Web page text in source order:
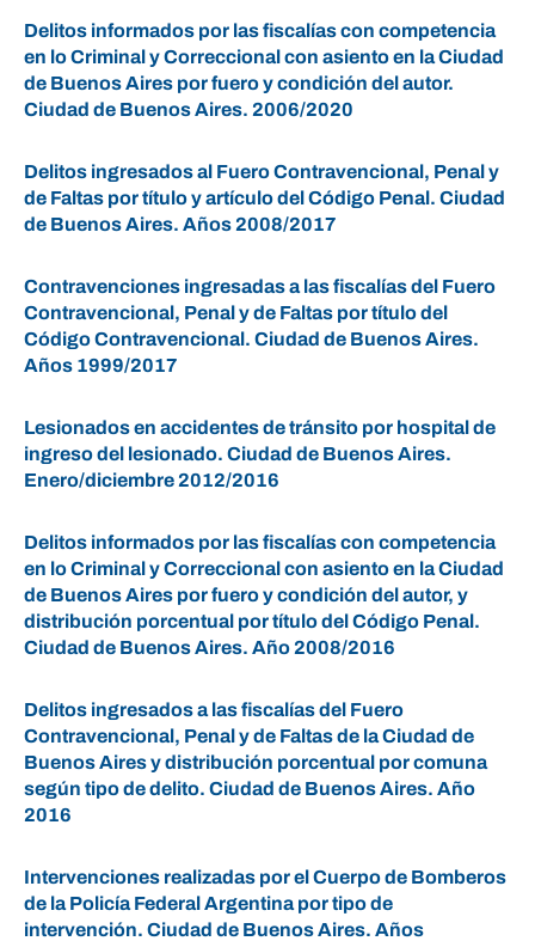
Delitos informados por las fiscalías con competencia
en lo Criminal y Correccional con asiento en la Ciudad
de Buenos Aires por fuero y condición del autor.
Ciudad de Buenos Aires. 2006/2020
Delitos ingresados al Fuero Contravencional, Penal y
de Faltas por título y artículo del Código Penal. Ciudad
de Buenos Aires. Años 2008/2017
Contravenciones ingresadas a las fiscalías del Fuero
Contravencional, Penal y de Faltas por título del
Código Contravencional. Ciudad de Buenos Aires.
Años 1999/2017
Lesionados en accidentes de tránsito por hospital de
ingreso del lesionado. Ciudad de Buenos Aires.
Enero/diciembre 2012/2016
Delitos informados por las fiscalías con competencia
en lo Criminal y Correccional con asiento en la Ciudad
de Buenos Aires por fuero y condición del autor, y
distribución porcentual por título del Código Penal.
Ciudad de Buenos Aires. Año 2008/2016
Delitos ingresados a las fiscalías del Fuero
Contravencional, Penal y de Faltas de la Ciudad de
Buenos Aires y distribución porcentual por comuna
según tipo de delito. Ciudad de Buenos Aires. Año
2016
Intervenciones realizadas por el Cuerpo de Bomberos
de la Policía Federal Argentina por tipo de
intervención. Ciudad de Buenos Aires. Años